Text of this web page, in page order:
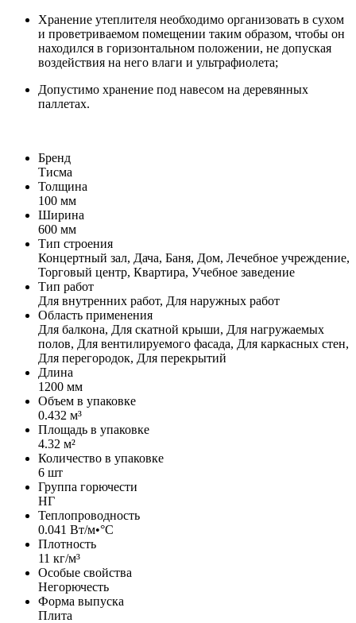
Хранение утеплителя необходимо организовать в сухом
и проветриваемом помещении таким образом, чтобы он
находился в горизонтальном положении, не допуская
воздействия на него влаги и ультрафиолета;
Допустимо хранение под навесом на деревянных
паллетах.
Бренд
Тисма
Толщина
100 мм
Ширина
600 мм
Тип строения
Концертный зал, Дача, Баня, Дом, Лечебное учреждение,
Торговый центр, Квартира, Учебное заведение
Тип работ
Для внутренних работ, Для наружных работ
Область применения
Для балкона, Для скатной крыши, Для нагружаемых
полов, Для вентилируемого фасада, Для каркасных стен,
Для перегородок, Для перекрытий
Длина
1200 мм
Объем в упаковке
0.432 м³
Площадь в упаковке
4.32 м²
Количество в упаковке
6 шт
Группа горючести
НГ
Теплопроводность
0.041 Вт/м•°С
Плотность
11 кг/м³
Особые свойства
Негорючесть
Форма выпуска
Плита